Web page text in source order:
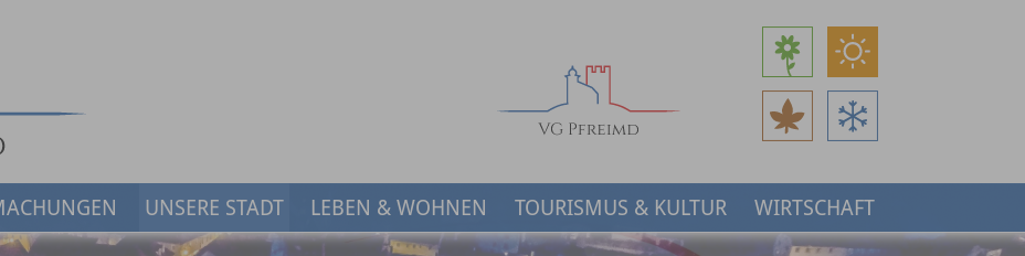
UNSERE STADT LEBEN & WOHNEN TOURISMUS & KULTUR WIRTSCHAFT